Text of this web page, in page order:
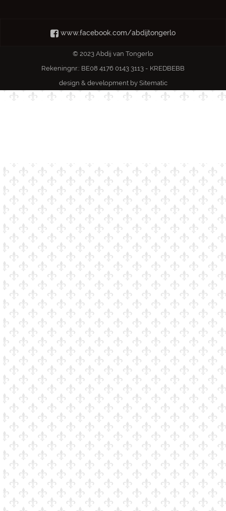
www.facebook.com/abdijtongerlo
© 2023 Abdij van Tongerlo
Rekeningnr.: BE08 4176 0143 3113 - KREDBEBB
design & development by Sitematic